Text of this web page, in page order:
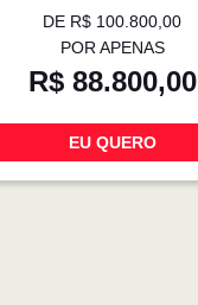
DE R$ 100.800,00
POR APENAS
R$ 88.800,00
EU QUERO